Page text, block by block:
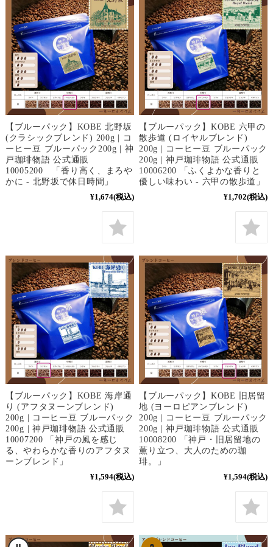
【ブルーパック】KOBE 北野坂
(クラシックブレンド) 200g | コ
ーヒー豆 ブルーパック200g | 神
戸珈琲物語 公式通販
10005200 「香り高く、まろや
かに - 北野坂で休日時間」
¥1,674(税込)
【ブルーパック】KOBE 六甲の
散歩道 (ロイヤルブレンド)
200g | コーヒー豆 ブルーパック
200g | 神戸珈琲物語 公式通販
10006200 「ふくよかな香りと
優しい味わい - 六甲の散歩道」
¥1,702(税込)
【ブルーパック】KOBE 海岸通
り (アフタヌーンブレンド)
200g | コーヒー豆 ブルーパック
200g | 神戸珈琲物語 公式通販
10007200 「神戸の風を感じ
る、やわらかな香りのアフタヌ
ーンブレンド」
¥1,594(税込)
【ブルーパック】KOBE 旧居留
地 (ヨーロピアンブレンド)
200g | コーヒー豆 ブルーパック
200g | 神戸珈琲物語 公式通販
10008200 「神戸・旧居留地の
薫り立つ、大人のための珈
琲。」
¥1,594(税込)